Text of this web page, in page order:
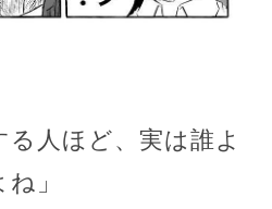
る人ほど、実は誰よ
」